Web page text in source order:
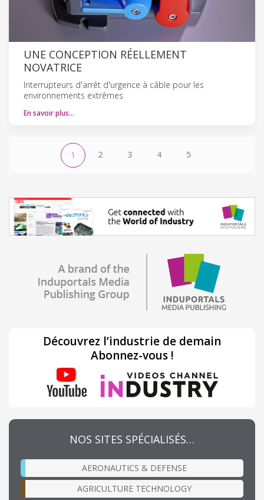
UNE CONCEPTION RÉELLEMENT
NOVATRICE
Interrupteurs d'arrêt d'urgence à câble pour les
environnements extrêmes
En savoir plus…
1 2 3 4 5
Découvrez l’industrie de demain
Abonnez-vous !
NOS SITES SPÉCIALISÉS…
AERONAUTICS & DEFENSE
AGRICULTURE TECHNOLOGY